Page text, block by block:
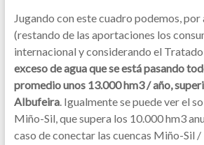
Jugando con este cuadro podemos,
(restando de las aportaciones los
internacional y considerando el
exceso de agua que se está pasando
promedio unos 13.000 hm3 / año,
Albufeira. Igualmente se puede ver el
Miño-Sil, que supera los 10.000 hm3
caso de conectar las cuencas Miño-Sil